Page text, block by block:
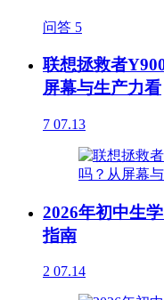
问答 5
联想拯救者
屏幕与生产力看
7 07.13
2026年初中生
指南
2 07.14